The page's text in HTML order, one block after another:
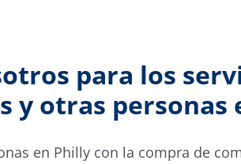
para los
y otras
en Philly con la compra de